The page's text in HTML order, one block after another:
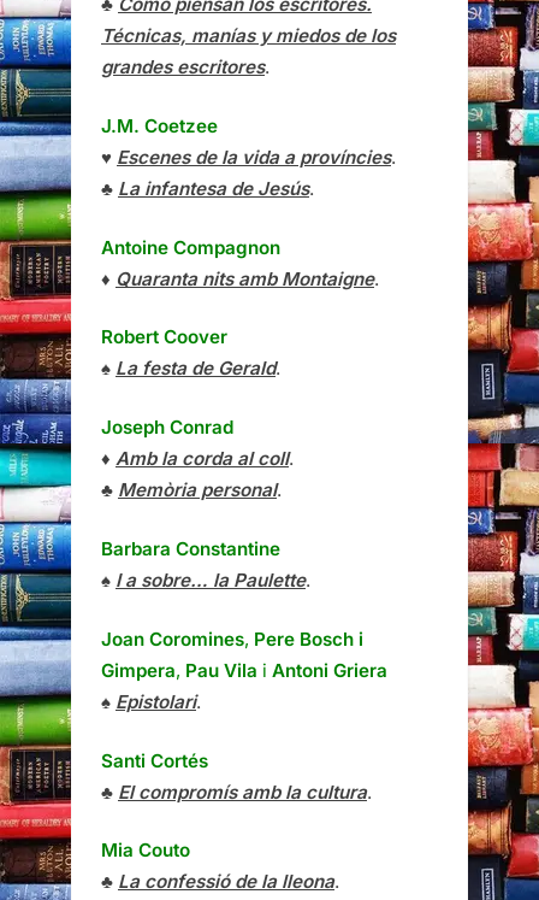
Técnicas, manías y miedos de los
grandes escritores.
J.M. Coetzee
♥ Escenes de la vida a províncies.
♣ La infantesa de Jesús.
Antoine Compagnon
♦ Quaranta nits amb Montaigne.
Robert Coover
♠ La festa de Gerald.
Joseph Conrad
♦ Amb la corda al coll.
♣ Memòria personal.
Barbara Constantine
♠ I a sobre… la Paulette.
Joan Coromines, Pere Bosch i
Gimpera, Pau Vila i Antoni Griera
♠ Epistolari.
Santi Cortés
♣ El compromís amb la cultura.
Mia Couto
♣ La confessió de la lleona.